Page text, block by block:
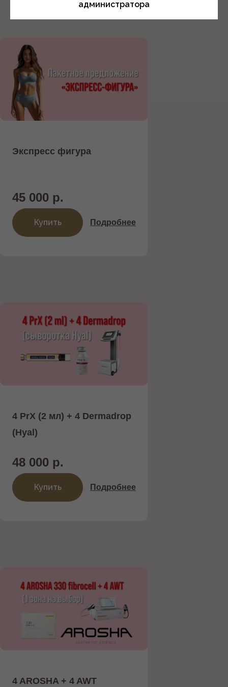
Подробнее
45 000 р.
Экспресс фигура
Купить
Подробнее
48 000 р.
4 PrX (2 мл) + 4 Dermadrop
(Hyal)
Купить
4 AROSHA + 4 AWT
администратора